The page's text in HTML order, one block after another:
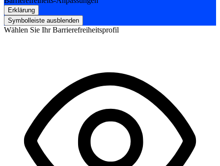
Erklärung
Symbolleiste ausblenden
Wählen Sie Ihr Barrierefreiheitsprofil